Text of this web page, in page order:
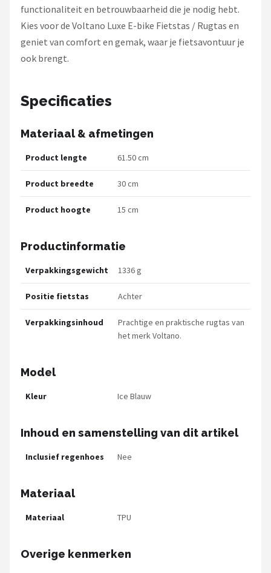
functionaliteit en betrouwbaarheid die je nodig hebt.
Kies voor de Voltano Luxe E-bike Fietstas / Rugtas en
geniet van comfort en gemak, waar je fietsavontuur je
ook brengt.
Specificaties
Materiaal & afmetingen
Product lengte 61.50 cm
Product breedte 30 cm
Product hoogte 15 cm
Productinformatie
Verpakkingsgewicht 1336 g
Positie fietstas Achter
Verpakkingsinhoud
Prachtige en praktische rugtas van
het merk Voltano.
Model
Kleur Ice Blauw
Inhoud en samenstelling van dit artikel
Inclusief regenhoes Nee
Materiaal
Materiaal TPU
Overige kenmerken